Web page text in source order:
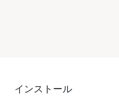
インストール